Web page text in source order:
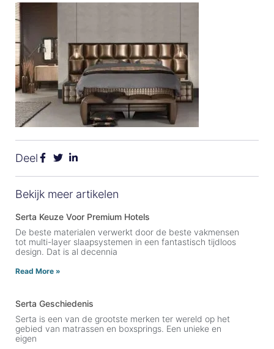
Deel
Bekijk meer artikelen
Serta Keuze Voor Premium Hotels
De beste materialen verwerkt door de beste vakmensen
tot multi-layer slaapsystemen in een fantastisch tijdloos
design. Dat is al decennia
Read More »
Serta Geschiedenis
Serta is een van de grootste merken ter wereld op het
gebied van matrassen en boxsprings. Een unieke en
eigen